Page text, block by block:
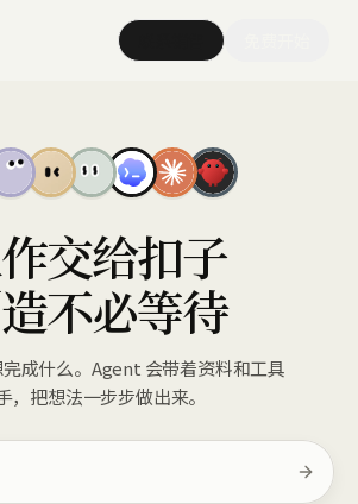
交给扣子
不必等待
成什么。Agent 会带着资料和工具
，把想法一步步做出来。